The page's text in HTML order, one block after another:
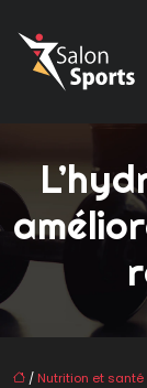
/ Nutrition et santé